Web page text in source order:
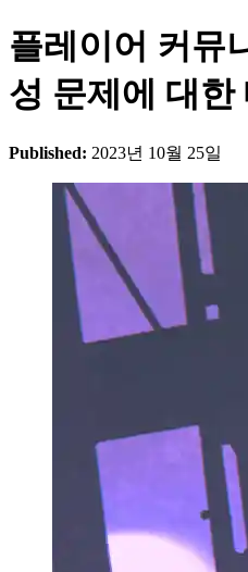
플레이어 커뮤
성 문제에 대한
Published: 2023년 10월 25일